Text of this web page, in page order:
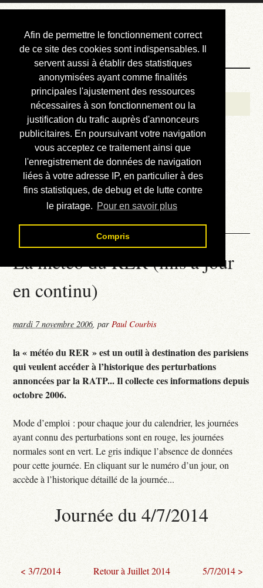
Afin de permettre le fonctionnement correct
de ce site des cookies sont indispensables. Il
servent aussi à établir des statistiques
anonymisées ayant comme finalités
principales l'ajustement des ressources
nécessaires à son fonctionnement ou la
justification du trafic auprès d'annonceurs
publicitaires. En poursuivant votre navigation
vous acceptez ce traitement ainsi que
l'enregistrement de données de navigation
liées à votre adresse IP, en particulier à des
fins statistiques, de debug et de lutte contre
le piratage. Pour en savoir plus
Compris
Courbis, « LE »
Blog Officiel
Bienvenue
Réalisations
Divers (et d’été)
Annonces
Liens externes
Téléchargement
Contact
La météo du RER (mis à jour
en continu)
mardi 7 novembre 2006,parPaul Courbis
la « météo du RER » est un outil à destination des parisiens
qui veulent accéder à l’historique des perturbations
annoncées par la RATP... Il collecte ces informations depuis
octobre 2006.
Mode d’emploi : pour chaque jour du calendrier, les journées
ayant connu des perturbations sont en rouge, les journées
normales sont en vert. Le gris indique l’absence de données
pour cette journée. En cliquant sur le numéro d’un jour, on
accède à l’historique détaillé de la journée...
Journée du 4/7/2014
< 3/7/2014 Retour à Juillet 2014 5/7/2014 >